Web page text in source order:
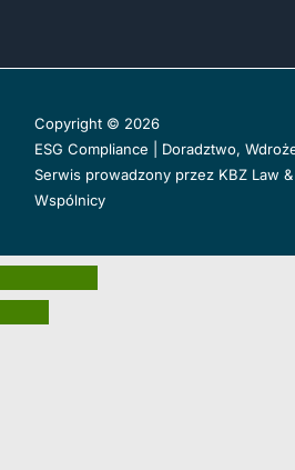
Copyright © 2026
ESG Compliance | Doradztwo,
Serwis prowadzony przez KBZ Law
Wspólnicy